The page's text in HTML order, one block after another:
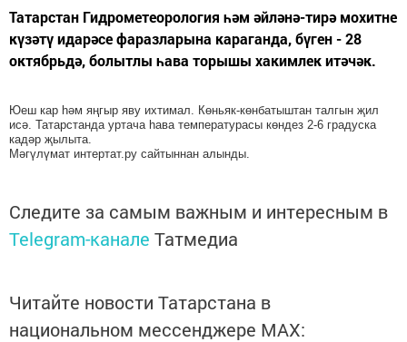
Татарстан Гидрометеорология һәм әйләнә-тирә мохитне
күзәтү идарәсе фаразларына караганда, бүген - 28
октябрьдә, болытлы һава торышы хакимлек итәчәк.
Юеш кар һәм яңгыр яву ихтимал. Көньяк-көнбатыштан талгын җил
исә. Татарстанда уртача һава температурасы көндез 2-6 градуска
кадәр җылыта.
Мәгүлүмат интертат.ру сайтыннан алынды.
Следите за самым важным и интересным в
Telegram-канале Татмедиа
Читайте новости Татарстана в
национальном мессенджере MАХ: